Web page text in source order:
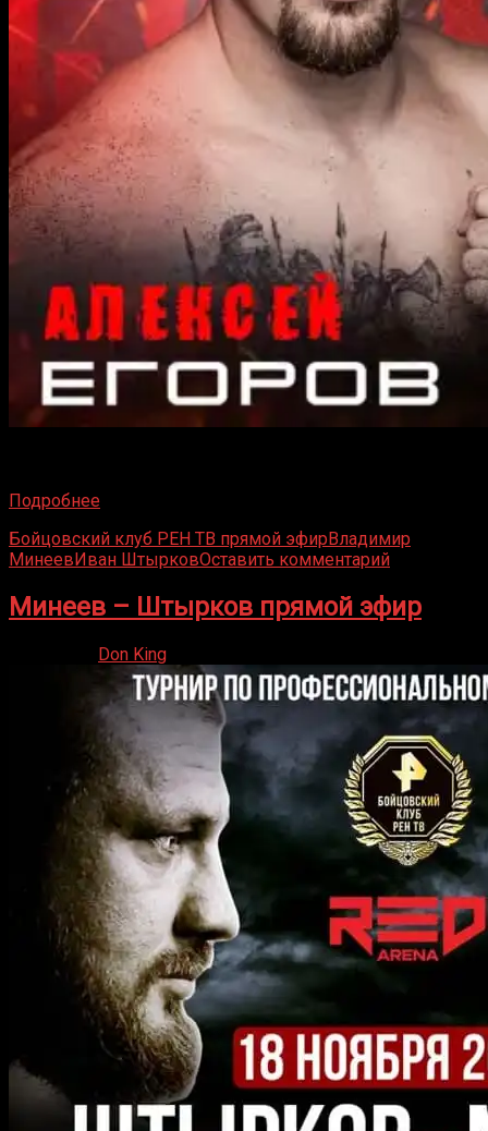
Подробнее
Бойцовский клуб РЕН ТВ прямой эфирВладимир
МинеевИван ШтырковОставить комментарий
Минеев – Штырков прямой эфир
Don King